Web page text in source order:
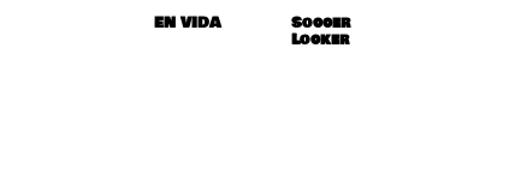
EN VIDA Soccer
Locker